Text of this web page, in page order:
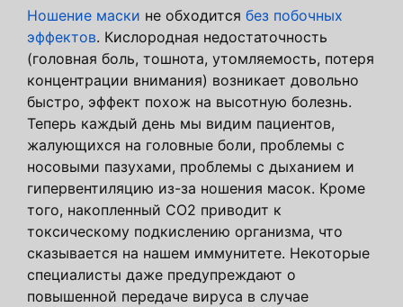
Ношение маски не обходится без побочных
эффектов. Кислородная недостаточность
(головная боль, тошнота, утомляемость, потеря
концентрации внимания) возникает довольно
быстро, эффект похож на высотную болезнь.
Теперь каждый день мы видим пациентов,
жалующихся на головные боли, проблемы с
носовыми пазухами, проблемы с дыханием и
гипервентиляцию из-за ношения масок. Кроме
того, накопленный CO2 приводит к
токсическому подкислению организма, что
сказывается на нашем иммунитете. Некоторые
специалисты даже предупреждают о
повышенной передаче вируса в случае